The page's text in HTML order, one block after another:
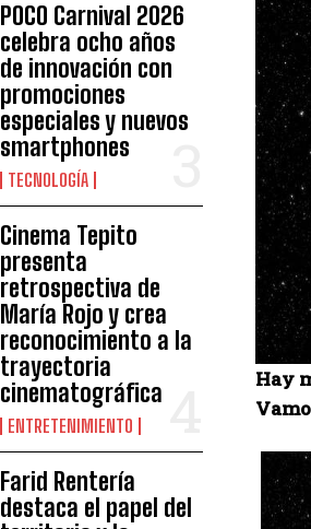
POCO Carnival 2026
celebra ocho años
de innovación con
promociones
especiales y nuevos
smartphones
TECNOLOGÍA
Cinema Tepito
presenta
retrospectiva de
María Rojo y crea
reconocimiento a la
trayectoria
cinematográfica
ENTRETENIMIENTO
Farid Rentería
destaca el papel del
Hay